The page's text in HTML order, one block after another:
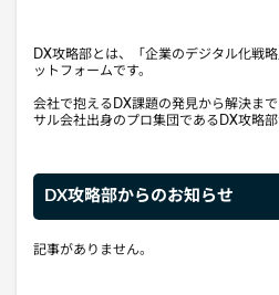
DX攻略部とは、「企業のデジタル化戦
ットフォームです。
会社で抱えるDX課題の発見から解決ま
サル会社出身のプロ集団であるDX攻略部
DX攻略部からのお知らせ
記事がありません。